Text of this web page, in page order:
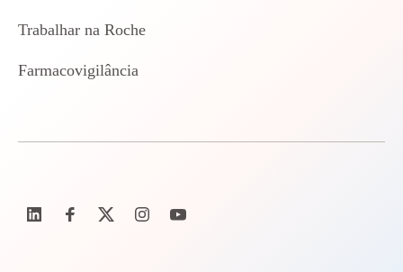
Trabalhar na Roche
Farmacovigilância